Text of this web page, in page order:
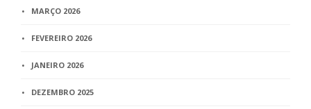
MARÇO 2026
FEVEREIRO 2026
JANEIRO 2026
DEZEMBRO 2025